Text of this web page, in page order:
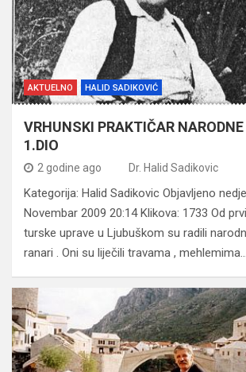
AKTUELNO HALID SADIKOVIĆ
VRHUNSKI PRAKTIČAR
1.DIO
2 godine ago Dr. Halid Sadikovic
Kategorija: Halid Sadikovic Objavljeno
Novembar 2009 20:14 Klikova: 1733 Od
turske uprave u Ljubuškom su radili
ranari . Oni su liječili travama , mehlemima…